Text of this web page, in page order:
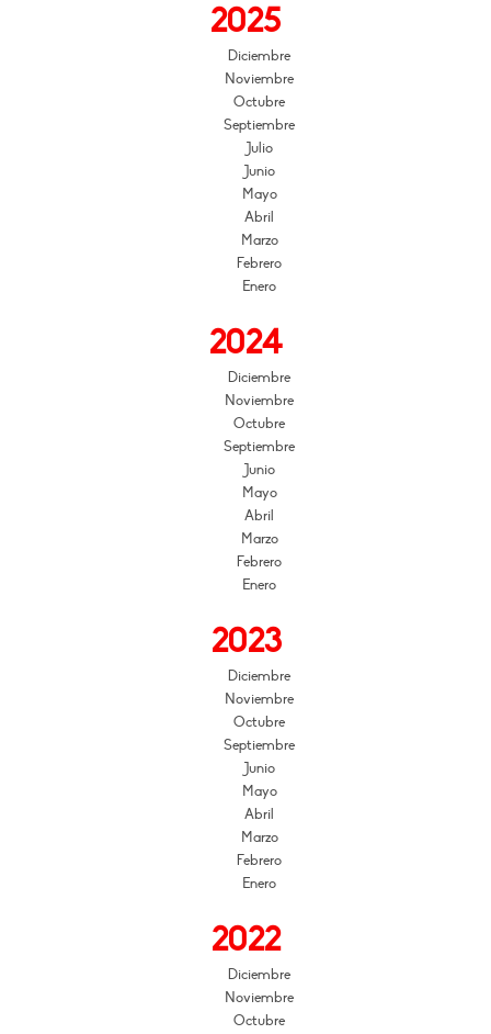
2025
Diciembre
Noviembre
Octubre
Septiembre
Julio
Junio
Mayo
Abril
Marzo
Febrero
Enero
2024
Diciembre
Noviembre
Octubre
Septiembre
Junio
Mayo
Abril
Marzo
Febrero
Enero
2023
Diciembre
Noviembre
Octubre
Septiembre
Junio
Mayo
Abril
Marzo
Febrero
Enero
2022
Diciembre
Noviembre
Octubre